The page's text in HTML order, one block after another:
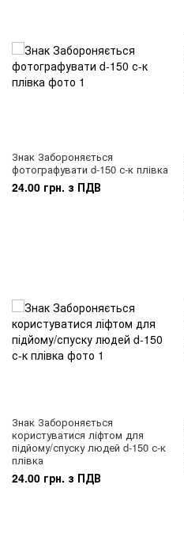
Знак Забороняється
фотографувати d-150 с-к плівка
24.00 грн. з ПДВ
Знак Забороняється
користуватися ліфтом для
підйому/спуску людей d-150 с-к
плівка
24.00 грн. з ПДВ